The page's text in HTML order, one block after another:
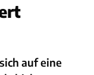
auf eine